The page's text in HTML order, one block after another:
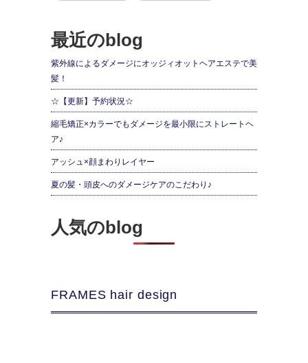
最近のblog
紫外線によるダメージにオッジィオットヘアエステで美
髪！
☆【更新】予約状況☆
縮毛矯正×カラーでもダメージを最小限にストレートヘ
ア♪
アッシュ×顔まわりレイヤー
夏の髪・頭皮へのダメージケアのこだわり♪
人気のblog
FRAMES hair design